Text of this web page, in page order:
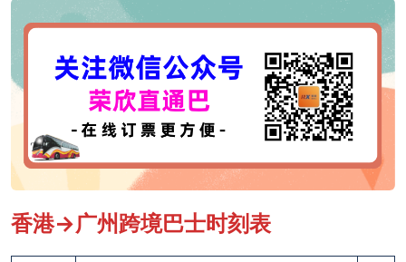
香港→广州跨境巴士时刻表